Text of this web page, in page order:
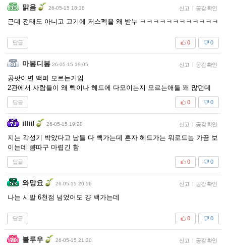
맑음 26-05-15 18:18 신고 | 공감 확인
근데 전태도 아니고 고기에 저스펙을 왜 받누 ㅋㅋㅋㅋㅋㅋㅋㅋㅋㅋㅋㅋ
답글 0
0
마봉디봉 26-05-15 19:05 신고 | 공감 확인
공팟이면 백퍼 모르는거임
2관에서 사람들이 왜 빽이나 헤드에 다모이는지 모르는애들 꽤 많던데
답글 0
0
illiil 26-05-15 19:20 신고 | 공감 확인
지는 각성기 박았다고 남들 다 빽가는데 혼자 헤드가는 워로드놈 가끔 보
이는데 뺨따구 마렵긴 함
답글 0
0
와망요 26-05-15 20:56 신고 | 공감 확인
나는 시발 6천점 넘었어도 걍 백가는데
답글 0
0
블루우 26-05-15 21:20 신고 | 공감 확인